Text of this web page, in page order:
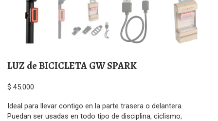
LUZ de BICICLETA GW SPARK
$ 45.000
Ideal para llevar contigo en la parte trasera o delantera.
Puedan ser usadas en todo tipo de disciplina, ciclismo,